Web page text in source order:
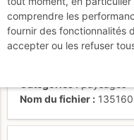
Activités
Contributeur
Nom du fichier
comprendre les
fournir des fonctionnalités
accepter ou les refuser